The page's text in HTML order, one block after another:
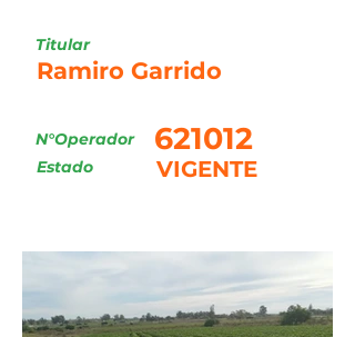
Titular
Ramiro Garrido
N°Operador
VIGENTE
Estado
621012